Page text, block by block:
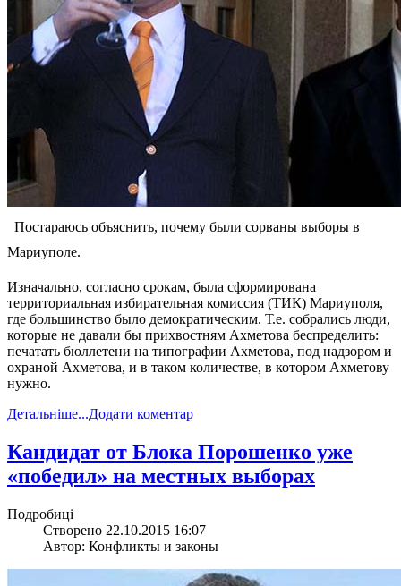
Постараюсь объяснить, почему были сорваны выборы в
Мариуполе.
Изначально, согласно срокам, была сформирована
территориальная избирательная комиссия (ТИК) Мариуполя,
где большинство было демократическим. Т.е. собрались люди,
которые не давали бы прихвостням Ахметова беспределить:
печатать бюллетени на типографии Ахметова, под надзором и
охраной Ахметова, и в таком количестве, в котором Ахметову
нужно.
Детальніше...Додати коментар
Кандидат от Блока Порошенко уже
«победил» на местных выборах
Подробиці
Створено 22.10.2015 16:07
Автор: Конфликты и законы